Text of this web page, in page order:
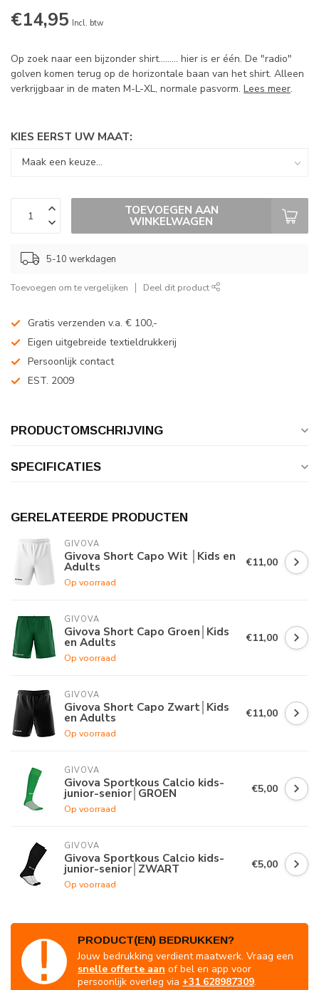
€14,95 Incl. btw
Op zoek naar een bijzonder shirt......... hier is er één. De "radio"
golven komen terug op de horizontale baan van het shirt. Alleen
verkrijgbaar in de maten M-L-XL, normale pasvorm. Lees meer.
KIES EERST UW MAAT:
TOEVOEGEN AAN
WINKELWAGEN
5-10 werkdagen
Toevoegen om te vergelijken Deel dit product
Gratis verzenden v.a. € 100,-
Eigen uitgebreide textieldrukkerij
Persoonlijk contact
EST. 2009
PRODUCTOMSCHRIJVING
SPECIFICATIES
GERELATEERDE PRODUCTEN
GIVOVA
Givova Short Capo Wit │Kids en
Adults
Op voorraad
€11,00
GIVOVA
Givova Short Capo Groen│Kids
en Adults
Op voorraad
€11,00
GIVOVA
Givova Short Capo Zwart│Kids
en Adults
Op voorraad
€11,00
GIVOVA
Givova Sportkous Calcio kids-
junior-senior│GROEN
Op voorraad
€5,00
GIVOVA
Givova Sportkous Calcio kids-
junior-senior│ZWART
Op voorraad
€5,00
PRODUCT(EN) BEDRUKKEN?
Jouw bedrukking verdient maatwerk. Vraag een
snelle offerte aan of bel en app voor
persoonlijk overleg via +31 628987309.